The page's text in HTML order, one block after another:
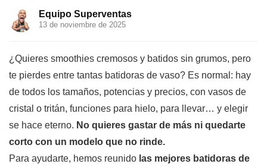
Equipo Superventas
13 de noviembre de 2025
¿Quieres smoothies cremosos y batidos sin grumos, pero
te pierdes entre tantas batidoras de vaso? Es normal: hay
de todos los tamaños, potencias y precios, con vasos de
cristal o tritán, funciones para hielo, para llevar… y elegir
se hace eterno. No quieres gastar de más ni quedarte
corto con un modelo que no rinde.
Para ayudarte, hemos reunido las mejores batidoras de